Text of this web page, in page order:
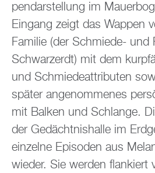
pen­dar­stel­lung im
Ein­gang zeigt das Wap­pen
Fa­mi­lie (der Schmie­de- und
Schwarz­erdt) mit dem
und Schmie­de­at­tri­bu­ten
spä­ter an­ge­nom­me­nes
mit Bal­ken und Schlan­ge.
der Ge­dächt­nis­hal­le im
ein­zel­ne Epi­so­den aus
wie­der. Sie wer­den